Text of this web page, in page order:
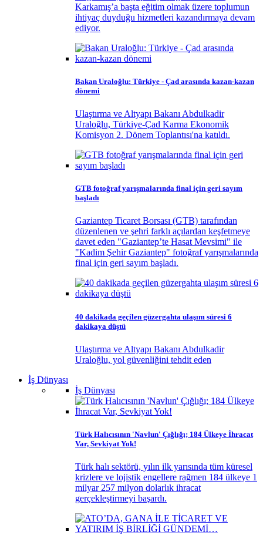
Karkamış’a başta eğitim olmak üzere toplumun
ihtiyaç duyduğu hizmetleri kazandırmaya devam
ediyor.
Bakan Uraloğlu: Türkiye - Çad arasında kazan-kazan
dönemi
Ulaştırma ve Altyapı Bakanı Abdulkadir
Uraloğlu, Türkiye-Çad Karma Ekonomik
Komisyon 2. Dönem Toplantısı'na katıldı.
GTB fotoğraf yarışmalarında final için geri sayım
başladı
Gaziantep Ticaret Borsası (GTB) tarafından
düzenlenen ve şehri farklı açılardan keşfetmeye
davet eden "Gaziantep’te Hasat Mevsimi" ile
"Kadim Şehir Gaziantep" fotoğraf yarışmalarında
final için geri sayım başladı.
40 dakikada geçilen güzergahta ulaşım süresi 6
dakikaya düştü
Ulaştırma ve Altyapı Bakanı Abdulkadir
Uraloğlu, yol güvenliğini tehdit eden
İş Dünyası
İş Dünyası
Türk Halıcısının 'Navlun' Çığlığı; 184 Ülkeye İhracat
Var, Sevkiyat Yok!
Türk halı sektörü, yılın ilk yarısında tüm küresel
krizlere ve lojistik engellere rağmen 184 ülkeye 1
milyar 257 milyon dolarlık ihracat
gerçekleştirmeyi başardı.